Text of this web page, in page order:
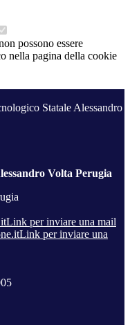
possono essere
nella pagina della cookie
Statale Alessandro
Volta Perugia
Link per inviare una mail
Link per inviare una